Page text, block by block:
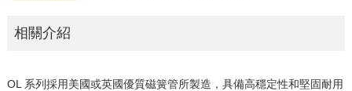
相關介紹
OL 系列採用美國或英國優質磁簧管所製造，具備高穩定性和堅固耐用